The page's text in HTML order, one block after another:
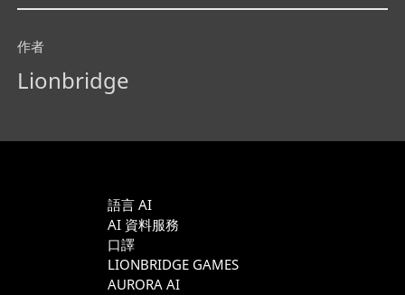
作者
Lionbridge
語言 AI
AI 資料服務
口譯
LIONBRIDGE GAMES
AURORA AI